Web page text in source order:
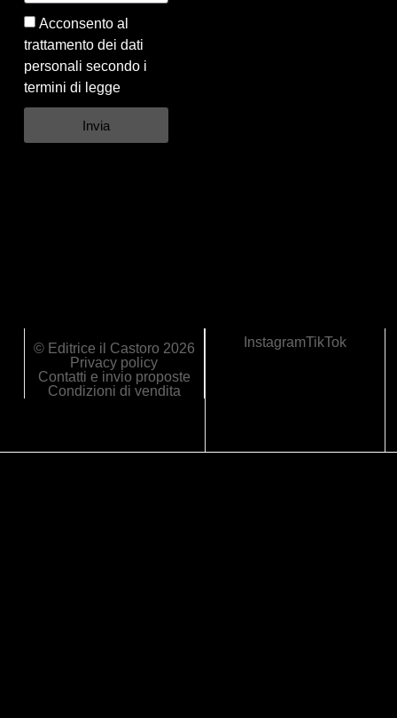
Acconsento al
trattamento dei dati
personali secondo i
termini di legge
Invia
© Editrice il Castoro 2026
Privacy policy
Contatti e invio proposte
Condizioni di vendita
InstagramTikTok